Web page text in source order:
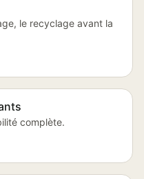
le recyclage avant la
complète.